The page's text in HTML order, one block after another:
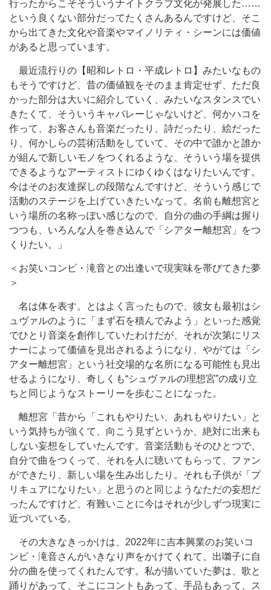
行ったからこそそういうナイトクラブ文化が発展した……
という良くない部分だってたくさんあるんですけど、そこ
から出てきた文化や音楽やマイノリティ・シーンには価値
があると思っています。
最近流行りの【昭和レトロ・平成レトロ】みたいなもの
もそうですけど、昔の価値観をそのまま肯定せず、ただ良
かった部分は大いに紹介していく、みたいなスタンスでい
きたくて、そういうキャバレーじゃないけど、何かハコを
作って、お客さんも音楽だったり、詩だったり、絵だった
り、何かしらの芸術活動をしていて、その中で誰かと誰か
が組んで新しいモノをつくれるような、そういう場を提供
できるようなアーティストにゆくゆくはなりたいんです。
今はそのお友達探しの段階なんですけど、そういう感じで
活動のステージを上げていきたいなって。名前も離想宮と
いう場所の名称っぽい感じなので、自分の曲の手綱は握り
つつも、いろんな人を巻き込んで「シアター離想宮」をつ
くりたい。」
＜お笑いコンビ・滝音との出逢いで現実味を帯びてきた夢
＞
名は体を表す。とはよく言ったもので、彼女も最初はシ
ュヴァルのように「まず石を積んでみよう」といった感覚
でひとり音楽を創作していたわけだが、それが次第にリス
ナーによって価値を見出されるようになり、やがては「シ
アター離想宮」という社交場的な名所になる可能性も見出
せるようになり、奇しくも“シュヴァルの理想宮”の成り立
ちと同じようなストーリーを歩むことになった。
離想宮「昔から「これもやりたい、あれもやりたい」と
いう気持ちが強くて、向こう見ずというか、絶対に出来も
しない妄想をしていたんです。音楽活動もそのひとつで、
自分で曲をつくって、それを人に聴いてもらって、ファン
ができたり、新しい場を生み出したり。それも子供が「プ
リキュアになりたい」と思うのと同じようなただの妄想だ
ったんですけど、有難いことに今はそれが少しずつ現実に
近づいている。
その大きなきっかけは、2022年に吉本興業のお笑いコ
ンビ・滝音さんがいきなり声をかけてくれて、出囃子に自
分の曲を使ってくれたんです。私が描いていた夢は、歌と
踊りがあって、そこにコントもあって、手品もあって、ス